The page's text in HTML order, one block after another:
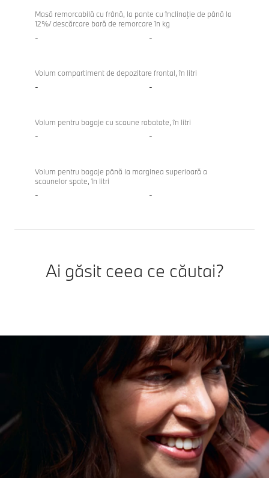
Masă remorcabilă cu frână, la pante cu înclinaţie de până la
12%/ descărcare bară de remorcare în kg
- -
Volum compartiment de depozitare frontal, în litri
- -
Volum pentru bagaje cu scaune rabatate, în litri
- -
Volum pentru bagaje până la marginea superioară a
scaunelor spate, în litri
- -
Ai găsit ceea ce căutai?